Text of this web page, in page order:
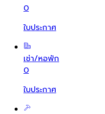
0
ใบประกาศ
เช่า/หอพัก
0
ใบประกาศ